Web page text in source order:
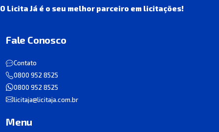
O Licita Já é o seu melhor parceiro em licitações!
Fale Conosco
Contato
0800 952 8525
0800 952 8525
licitaja@licitaja.com.br
Menu